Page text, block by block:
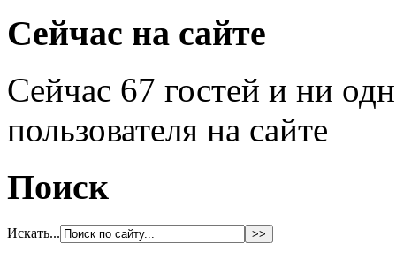
Сейчас на сайте
Сейчас 67 гостей и ни
пользователя на сайте
Поиск
Искать...